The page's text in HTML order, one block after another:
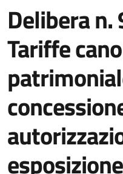
Delibera
Tariffe